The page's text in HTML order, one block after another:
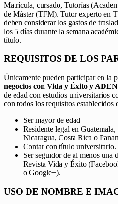
Matrícula, cursado, Tutorías
de Máster (TFM), Tutor experto en
deben considerar los gastos de
los 5 días durante la semana
título.
REQUISITOS DE LOS
Únicamente pueden participar en la
negocios con Vida y Éxito y ADEN
de edad con estudios universitarios
con todos los requisitos establecidos
Ser mayor de edad
Residente legal en
Nicaragua, Costa Rica o
Contar con título universitario.
Ser seguidor de al menos una
Revista Vida y Éxito
o Google+).
USO DE NOMBRE E